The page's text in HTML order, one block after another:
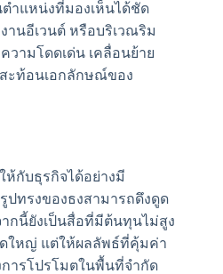
ตำแหน่งที่มองเห็นได้ชัด
านอีเวนต์ หรือบริเวณริม
วามโดดเด่น เคลื่อนย้าย
ะท้อนเอกลักษณ์ของ
ห้กับธุรกิจได้อย่างมี
ปทรงของธงสามารถดึงดูด
กนี้ยังเป็นสื่อที่มีต้นทุนไม่สูง
ใหญ่ แต่ให้ผลลัพธ์ที่คุ้มค่า
ารโปรโมตในพื้นที่จำกัด